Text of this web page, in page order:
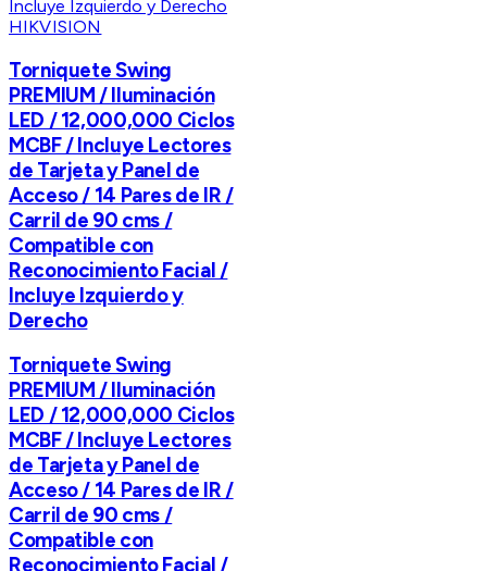
HIKVISION
Torniquete Swing
PREMIUM / Iluminación
LED / 12,000,000 Ciclos
MCBF / Incluye Lectores
de Tarjeta y Panel de
Acceso / 14 Pares de IR /
Carril de 90 cms /
Compatible con
Reconocimiento Facial /
Incluye Izquierdo y
Derecho
Torniquete Swing
PREMIUM / Iluminación
LED / 12,000,000 Ciclos
MCBF / Incluye Lectores
de Tarjeta y Panel de
Acceso / 14 Pares de IR /
Carril de 90 cms /
Compatible con
Reconocimiento Facial /